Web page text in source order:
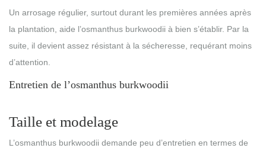
Un arrosage régulier, surtout durant les premières années après
la plantation, aide l’osmanthus burkwoodii à bien s’établir. Par la
suite, il devient assez résistant à la sécheresse, requérant moins
d’attention.
Entretien de l’osmanthus burkwoodii
Taille et modelage
L’osmanthus burkwoodii demande peu d’entretien en termes de